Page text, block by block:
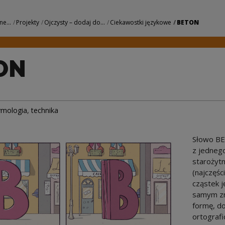
Centrum Kultury
Projekty Ojczysty – dodaj do... Ciekawostki językowe BETON
, technika
Słowo
z
cząstek
samym
formę,